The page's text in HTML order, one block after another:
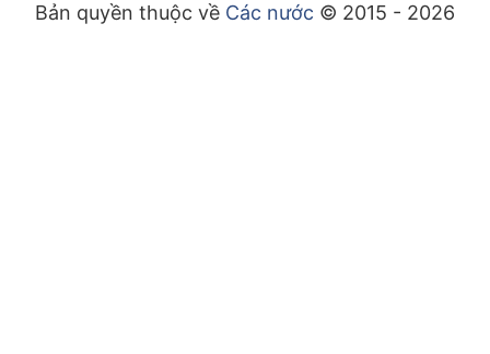
Bản quyền thuộc về Các nước © 2015 - 2026